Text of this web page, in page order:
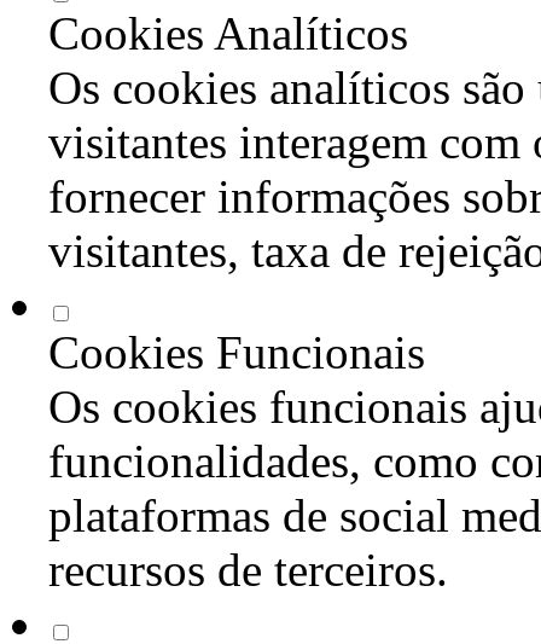
Cookies Analíticos
Os cookies analíticos são
visitantes interagem com
fornecer informações
visitantes, taxa de
Cookies Funcionais
Os cookies funcionais
funcionalidades, como
plataformas de social
recursos de terceiros.